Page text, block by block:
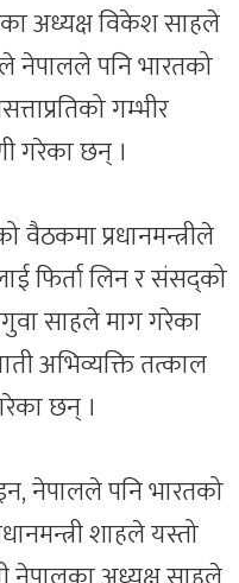
अध्यक्ष विकेश साहले
नेपालले पनि भारतको
गम्भीर
गरेका छन् ।
वैठकमा प्रधानमन्त्रीले
फिर्ता लिन र संसद्को
साहले माग गरेका
अभिव्यक्ति तत्काल
छन् ।
नेपालले पनि भारतको
शाहले यस्तो